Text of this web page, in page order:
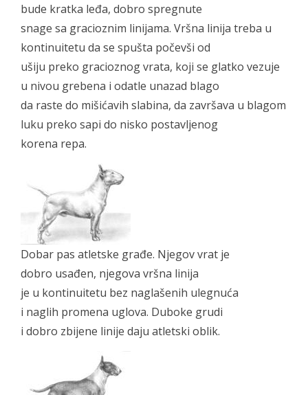
bude kratka leđa, dobro spregnute
snage sa gracioznim linijama. Vršna linija treba u
kontinuitetu da se spušta počevši od
ušiju preko gracioznog vrata, koji se glatko vezuje
u nivou grebena i odatle unazad blago
da raste do mišićavih slabina, da završava u blagom
luku preko sapi do nisko postavljenog
korena repa.
Dobar pas atletske građe. Njegov vrat je
dobro usađen, njegova vršna linija
je u kontinuitetu bez naglašenih ulegnuća
i naglih promena uglova. Duboke grudi
i dobro zbijene linije daju atletski oblik.